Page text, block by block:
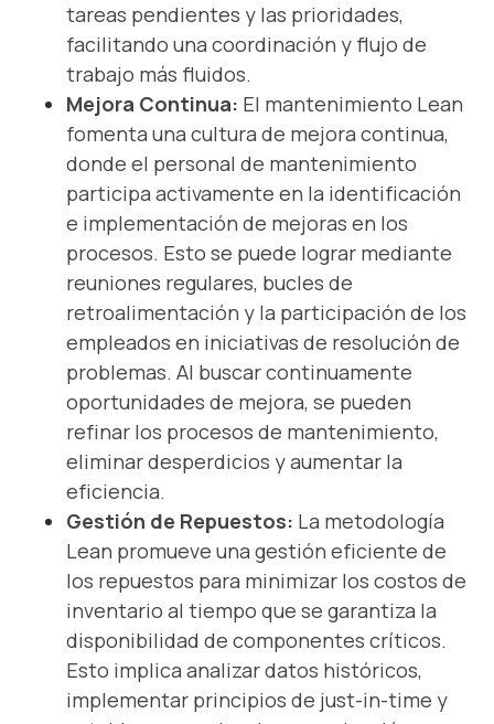
tareas pendientes y las prioridades,
facilitando una coordinación y flujo de
trabajo más fluidos.
Mejora Continua: El mantenimiento Lean
fomenta una cultura de mejora continua,
donde el personal de mantenimiento
participa activamente en la identificación
e implementación de mejoras en los
procesos. Esto se puede lograr mediante
reuniones regulares, bucles de
retroalimentación y la participación de los
empleados en iniciativas de resolución de
problemas. Al buscar continuamente
oportunidades de mejora, se pueden
refinar los procesos de mantenimiento,
eliminar desperdicios y aumentar la
eficiencia.
Gestión de Repuestos: La metodología
Lean promueve una gestión eficiente de
los repuestos para minimizar los costos de
inventario al tiempo que se garantiza la
disponibilidad de componentes críticos.
Esto implica analizar datos históricos,
implementar principios de just-in-time y